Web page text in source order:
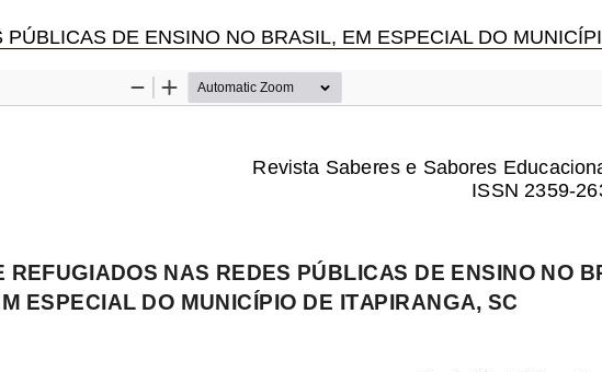
DE ENSINO NO BRASIL, EM ESPECIAL DO MUNICÍPIO DE ITAPIRANGA, SC